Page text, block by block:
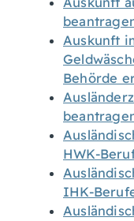
Auskunft
Behörde
HWK-
IHK-